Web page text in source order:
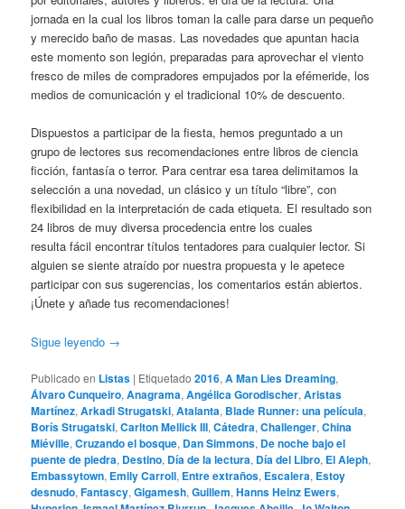
jornada en la cual los libros toman la calle para darse un pequeño
y merecido baño de masas. Las novedades que apuntan hacia
este momento son legión, preparadas para aprovechar el viento
fresco de miles de compradores empujados por la efémeride, los
medios de comunicación y el tradicional 10% de descuento.
Dispuestos a participar de la fiesta, hemos preguntado a un
grupo de lectores sus recomendaciones entre libros de ciencia
ficción, fantasía o terror. Para centrar esa tarea delimitamos la
selección a una novedad, un clásico y un título “libre”, con
flexibilidad en la interpretación de cada etiqueta. El resultado son
24 libros de muy diversa procedencia entre los cuales
resulta fácil encontrar títulos tentadores para cualquier lector. Si
alguien se siente atraído por nuestra propuesta y le apetece
participar con sus sugerencias, los comentarios están abiertos.
¡Únete y añade tus recomendaciones!
Sigue leyendo →
Publicado en Listas | Etiquetado 2016,A Man Lies Dreaming,
Álvaro Cunqueiro,Anagrama,Angélica Gorodischer,Aristas
Martínez,Arkadi Strugatski,Atalanta, Blade Runner: una película,
Borís Strugatski,Carlton Mellick III,Cátedra,Challenger,China
Miéville,Cruzando el bosque, Dan Simmons, De noche bajo el
puente de piedra, Destino, Día de la lectura, Día del Libro, El Aleph,
Embassytown, Emily Carroll, Entre extraños, Escalera, Estoy
desnudo,Fantascy,Gigamesh,Guillem,Hanns Heinz Ewers,